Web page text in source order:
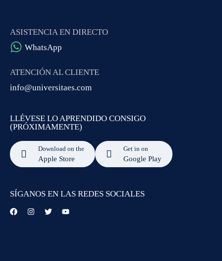
ASISTENCIA EN DIRECTO
WhatsApp
ATENCIÓN AL CLIENTE
info@universitaes.com
LLÉVESE LO APRENDIDO CONSIGO
(PRÓXIMAMENTE)
Download on the
Apple Store
Get in on
Google Play
SÍGANOS EN LAS REDES SOCIALES